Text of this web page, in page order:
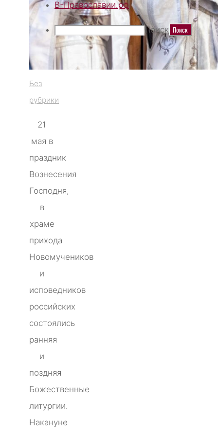
Без
рубрики
21
мая в
праздник
Вознесения
Господня,
в
храме
прихода
Новомучеников
и
исповедников
российских
состоялись
ранняя
и
поздняя
Божественные
литургии.
Накануне
В-Православии.рф
Поиск